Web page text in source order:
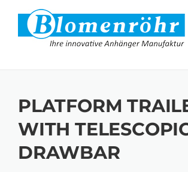
Skip to content
PLATFORM
WITH
DRAWBAR